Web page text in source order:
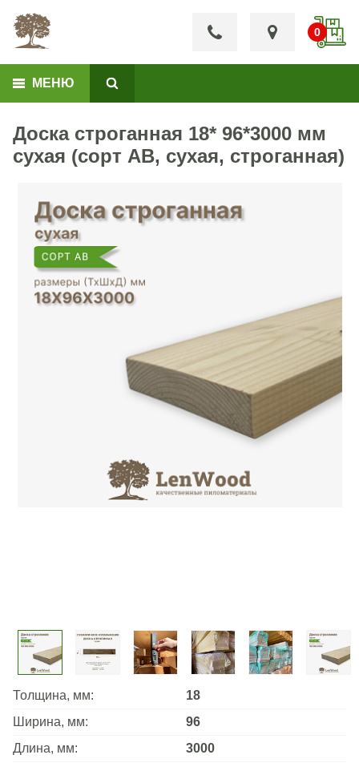
МЕНЮ
Доска строганная 18* 96*3000 мм
сухая (сорт АВ, сухая, строганная)
Толщина, мм:
18
Ширина, мм:
96
Длина, мм:
3000